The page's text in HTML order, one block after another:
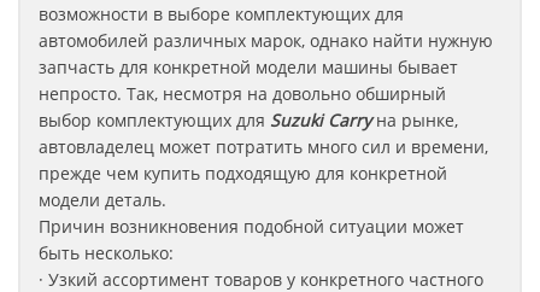
возможности в выборе комплектующих для
автомобилей различных марок, однако найти нужную
запчасть для конкретной модели машины бывает
непросто. Так, несмотря на довольно обширный
выбор комплектующих для Suzuki Carryна рынке,
автовладелец может потратить много сил и времени,
прежде чем купить подходящую для конкретной
модели деталь.
Причин возникновения подобной ситуации может
быть несколько:
· Узкий ассортимент товаров у конкретного частного